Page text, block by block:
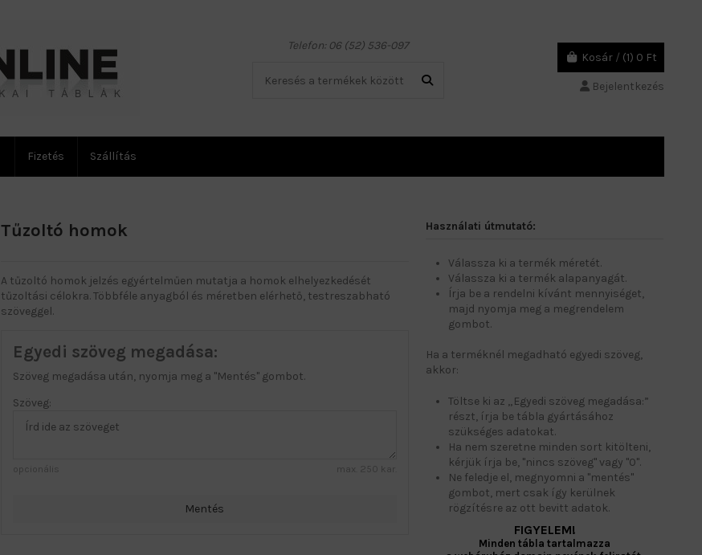
Telefon: 06 (52) 536-097
Kosár / (1) 0 Ft
Bejelentkezés
Fizetés Szállítás
Tűzoltó homok
A tűzoltó homok jelzés egyértelműen mutatja a homok elhelyezkedését
tűzoltási célokra. Többféle anyagból és méretben elérhető, testreszabható
szöveggel.
Egyedi szöveg megadása:
Szöveg megadása után, nyomja meg a "Mentés" gombot.
Szöveg:
opcionális max. 250 kar.
Mentés
Használati útmutató:
Válassza ki a termék méretét.
Válassza ki a termék alapanyagát.
Írja be a rendelni kívánt mennyiséget,
majd nyomja meg a megrendelem
gombot.
Ha a terméknél megadható egyedi szöveg,
akkor:
Töltse ki az „Egyedi szöveg megadása:”
részt, írja be tábla gyártásához
szükséges adatokat.
Ha nem szeretne minden sort kitölteni,
kérjük írja be, "nincs szöveg" vagy "0".
Ne feledje el, megnyomni a "mentés"
gombot, mert csak így kerülnek
rögzítésre az ott bevitt adatok.
FIGYELEM!
Minden tábla tartalmazza